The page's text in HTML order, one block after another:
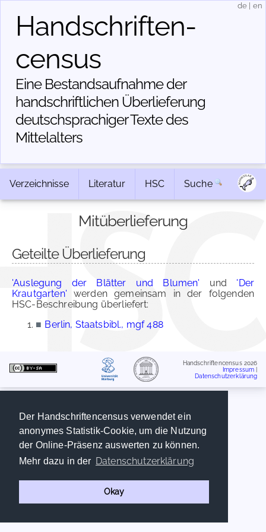
Der Handschriftencensus verwendet ein
anonymes Statistik-Cookie, um die Nutzung
der Online-Präsenz auswerten zu können.
Mehr dazu in der Datenschutzerklärung
Okay
Handschriften­
census
Eine Bestandsaufnahme der
handschriftlichen Über­lieferung
deutschsprachiger Texte des
Mittelalters
de en
Verzeichnisse Literatur HSC Suche
Mitüberlieferung
Geteilte Überlieferung
'Auslegung der Blätter und Blumen' und 'Der
Krautgarten' werden gemeinsam in der folgenden
HSC-Beschreibung überliefert:
■ Berlin, Staatsbibl., mgf 488
Handschriftencensus 2026
Impressum
Datenschutzerklärung